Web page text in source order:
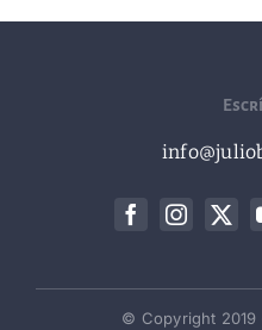
© Copyright 2019